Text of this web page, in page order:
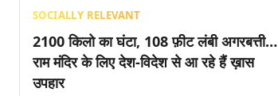
SOCIALLY RELEVANT
2100 किलो का घंटा, 108 फ़ीट लंबी अगरबत्ती…
राम मंदिर के लिए देश-विदेश से आ रहे हैं ख़ास
उपहार